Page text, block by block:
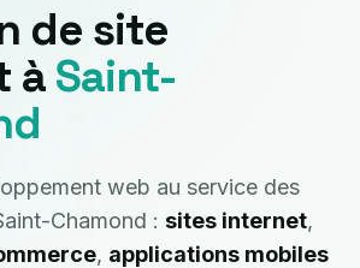
de site
àSaint-
web au service des
Chamond : sites internet,
, applications mobiles